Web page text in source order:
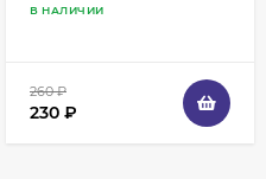
В НАЛИЧИИ
260₽
230 ₽